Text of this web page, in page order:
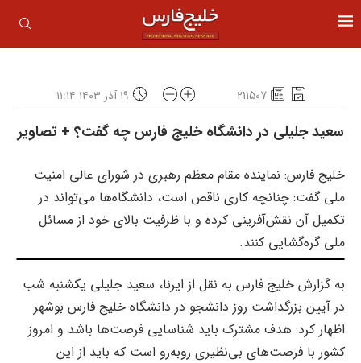
211507 ۱۹ آذر ۱۴۰۳ ۱۱:۱۴
سعید جلیلی در دانشگاه خلیج فارس چه گفت؟ + تصاویر
خلیج فارس: نماینده مقام معظم رهبری در شورای عالی امنیت
ملی گفت: چنانچه کاری ناقص است، دانشگاه‌ها می‌تواند در
تکمیل آن نقش‌آفرینی کرده و با ظرفیت بالای خود از مسائل
ملی گره‌گشایی کنند.
به گزارش خلیج فارس به نقل از ایرنا، سعید جلیلی یکشنبه شب
در آیین بزرگداشت روز دانشجو در دانشگاه خلیج فارس بوشهر
اظهار کرد: هدف مشترک باید شناسایی فرصت‌ها باشد و امروز
کشور با فرصت‌های بی‌نظیری روبه‌رو است که باید از این